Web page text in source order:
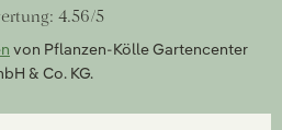
4.56/5
von Pflanzen-Kölle Gartencenter
& Co. KG.